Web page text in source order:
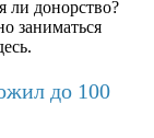
ли донорство?
заниматься
до 100